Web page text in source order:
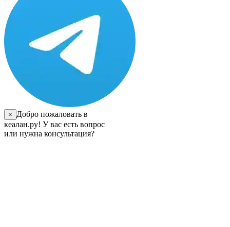
×
Добро пожаловать в
кеалан.ру! У вас есть вопрос
или нужна консультация?